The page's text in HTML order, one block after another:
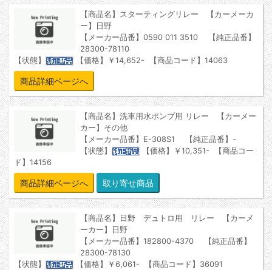
【商品名】スターティングリレー 【カーメーカ
ー】日野
【メーカー品番】0590 011 3510 【純正品番】
28300-78110
【状態】
【価格】￥14,652- 【商品コード】14063
商品詳細ページへ
【商品名】洗車用水ポンプ用 リレー 【カーメー
カー】その他
【メーカー品番】E-308S1 【純正品番】-
【状態】
【価格】￥10,351- 【商品コー
ド】14156
商品詳細ページへ
【商品名】日野 デュトロ用 リレー 【カーメ
ーカー】日野
【メーカー品番】182800-4370 【純正品番】
28300-78130
【状態】
【価格】￥6,061- 【商品コード】36091